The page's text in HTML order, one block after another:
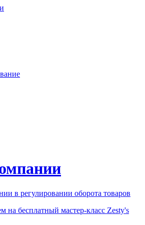
в регулировании оборота товаров
на бесплатный мастер-класс Zesty's